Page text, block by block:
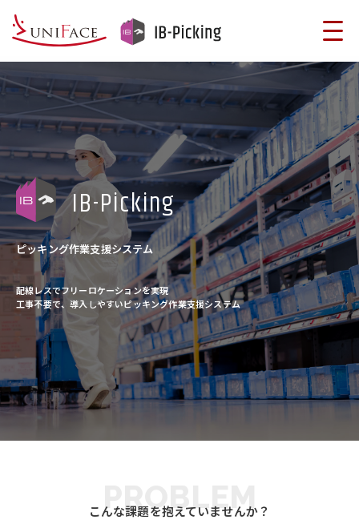
IB-Picking
ピッキング作業支援システム
配線レスでフリーロケーションを実現
工事不要で、導入しやすいピッキング作業支援システム
PROBLEM
こんな課題を抱えていませんか？